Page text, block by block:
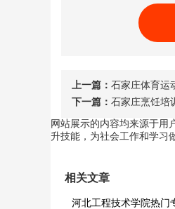
上一篇： 石家庄体育运
下一篇： 石家庄烹饪培
网站展示的内容均来源于用
升技能，为社会工作和学习
相关文章
河北工程技术学院热门